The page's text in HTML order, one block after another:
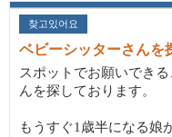
찾고있어요
ベビーシッターさんを
スポットでお願いでき
んを探しております。
もうすぐ1歳半になる娘